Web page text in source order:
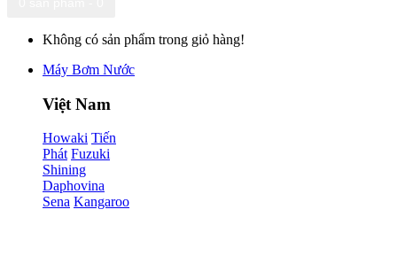
Không có sản phẩm trong giỏ hàng!
Máy Bơm Nước
Việt Nam
Howaki Tiến
Phát Fuzuki
Shining
Daphovina
Sena Kangaroo